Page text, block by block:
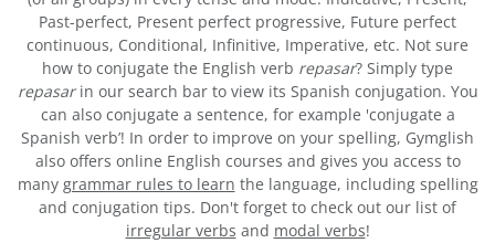
Past-perfect, Present perfect progressive, Future perfect
continuous, Conditional, Infinitive, Imperative, etc. Not sure
how to conjugate the English verb repasar? Simply type
repasarin our search bar to view its Spanish conjugation. You
can also conjugate a sentence, for example 'conjugate a
Spanish verb’! In order to improve on your spelling, Gymglish
also offers online English courses and gives you access to
many grammar rules to learn the language, including spelling
and conjugation tips. Don't forget to check out our list of
irregular verbs and modal verbs!